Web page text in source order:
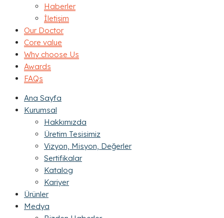
Haberler
İletişim
Our Doctor
Core value
Why choose Us
Awards
FAQs
Ana Sayfa
Kurumsal
Hakkımızda
Üretim Tesisimiz
Vizyon, Misyon, Değerler
Sertifikalar
Katalog
Kariyer
Ürünler
Medya